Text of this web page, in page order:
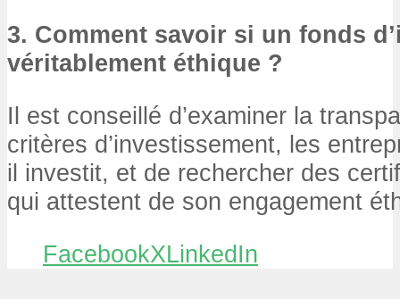
3. Comment savoir si un fonds
véritablement éthique ?
Il est conseillé d’examiner la
critères d’investissement, les
il investit, et de rechercher des
qui attestent de son engagement
FacebookXLinkedIn